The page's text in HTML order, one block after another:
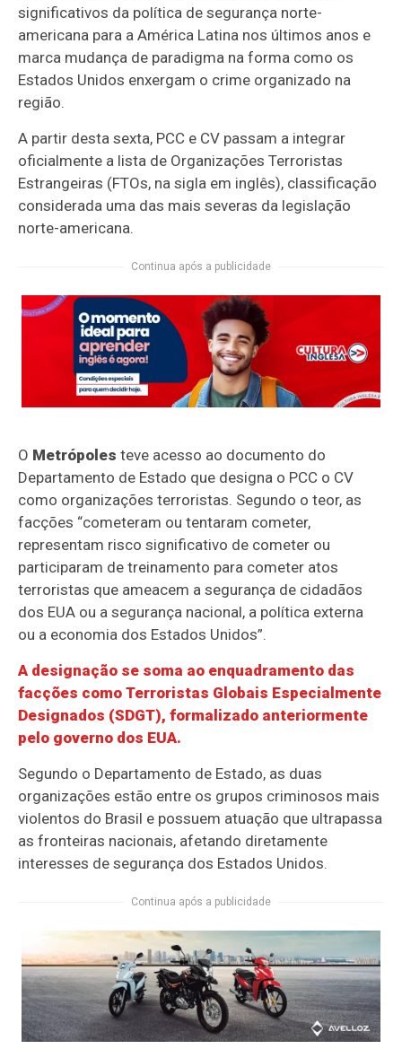
significativos da política de segurança norte-
americana para a América Latina nos últimos anos e
marca mudança de paradigma na forma como os
Estados Unidos enxergam o crime organizado na
região.
A partir desta sexta, PCC e CV passam a integrar
oficialmente a lista de Organizações Terroristas
Estrangeiras (FTOs, na sigla em inglês), classificação
considerada uma das mais severas da legislação
norte-americana.
Continua após a publicidade
O Metrópoles teve acesso ao documento do
Departamento de Estado que designa o PCC o CV
como organizações terroristas. Segundo o teor, as
facções “cometeram ou tentaram cometer,
representam risco significativo de cometer ou
participaram de treinamento para cometer atos
terroristas que ameacem a segurança de cidadãos
dos EUA ou a segurança nacional, a política externa
ou a economia dos Estados Unidos”.
A designação se soma ao enquadramento das
facções como Terroristas Globais Especialmente
Designados (SDGT), formalizado anteriormente
pelo governo dos EUA.
Segundo o Departamento de Estado, as duas
organizações estão entre os grupos criminosos mais
violentos do Brasil e possuem atuação que ultrapassa
as fronteiras nacionais, afetando diretamente
interesses de segurança dos Estados Unidos.
Continua após a publicidade